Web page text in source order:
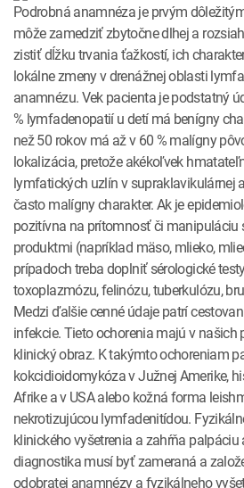
Podrobná anamnéza je prvým
môže zamedziť zbytočne dlhej a
zistiť dĺžku trvania ťažkostí, ich
lokálne zmeny v drenážnej oblasti
anamnézu. Vek pacienta je podstatný
% lymfadenopatií u detí má benígny
než 50 rokov má až v 60 % malígny
lokalizácia, pretože akékoľvek
lymfatických uzlín v supraklavikulárnej
často malígny charakter. Ak je
pozitívna na prítomnosť či manipuláciu
produktmi (napríklad mäso, mlieko,
prípadoch treba doplniť sérologické
toxoplazmózu, felinózu, tuberkulózu,
Medzi ďalšie cenné údaje patrí
infekcie. Tieto ochorenia majú v
klinický obraz. K takýmto ochoreniam
kokcidioidomykóza v Južnej Amerike,
Afrike a v USA alebo kožná forma
nekrotizujúcou lymfadenitídou.
klinického vyšetrenia a zahŕňa
diagnostika musí byť zameraná a
odobratej anamnézy a fyzikálneho